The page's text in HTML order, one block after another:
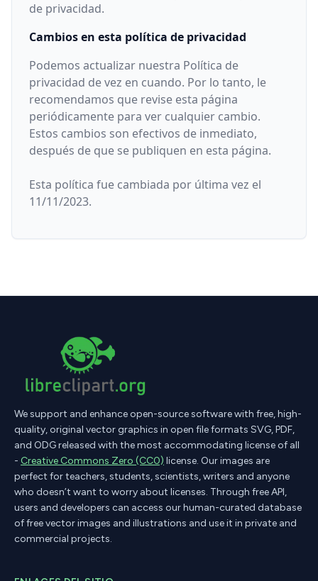
de privacidad.
Cambios en esta política de privacidad
Podemos actualizar nuestra Política de
privacidad de vez en cuando. Por lo tanto, le
recomendamos que revise esta página
periódicamente para ver cualquier cambio.
Estos cambios son efectivos de inmediato,
después de que se publiquen en esta página.
Esta política fue cambiada por última vez el
11/11/2023.
We support and enhance open-source software with free, high-
quality, original vector graphics in open file formats SVG, PDF,
and ODG released with the most accommodating license of all
- Creative Commons Zero (CC0) license. Our images are
perfect for teachers, students, scientists, writers and anyone
who doesn’t want to worry about licenses. Through free API,
users and developers can access our human-curated database
of free vector images and illustrations and use it in private and
commercial projects.